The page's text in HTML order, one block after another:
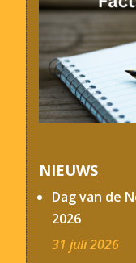
NIEUWS
Dag van de
2026
31 juli 2026